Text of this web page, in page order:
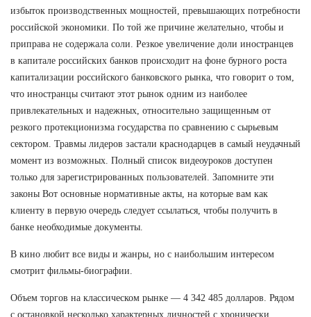
избыток производственных мощностей, превышающих потребности
российской экономики. По той же причине желательно, чтобы и
приправа не содержала соли. Резкое увеличение доли иностранцев
в капитале российских банков происходит на фоне бурного роста
капитализации российского банковского рынка, что говорит о том,
что иностранцы считают этот рынок одним из наиболее
привлекательных и надежных, относительно защищенным от
резкого протекционизма государства по сравнению с сырьевым
сектором. Травмы лидеров застали краснодарцев в самый неудачный
момент из возможных. Полный список видеоуроков доступен
только для зарегистрированных пользователей. Запомните эти
законы Вот основные нормативные акты, на которые вам как
клиенту в первую очередь следует ссылаться, чтобы получить в
банке необходимые документы.
В кино любит все виды и жанры, но с наибольшим интересом
смотрит фильмы-биографии.
Объем торгов на классическом рынке — 4 342 485 долларов. Рядом
с остановкой несколько характерных личностей с хронически